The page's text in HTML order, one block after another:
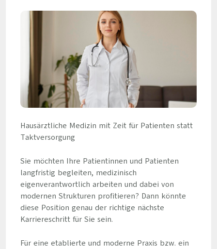
Hausärztliche Medizin mit Zeit für Patienten statt
Taktversorgung
Sie möchten Ihre Patientinnen und Patienten
langfristig begleiten, medizinisch
eigenverantwortlich arbeiten und dabei von
modernen Strukturen profitieren? Dann könnte
diese Position genau der richtige nächste
Karriereschritt für Sie sein.
Für eine etablierte und moderne Praxis bzw. ein